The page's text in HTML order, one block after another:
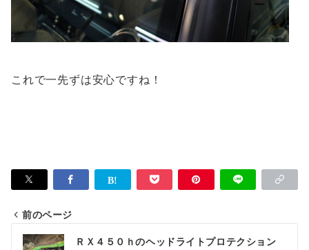
これで一先ずは安心ですね！
投
前のページ
ＲＸ４５０ｈのヘッドライトプロテクション